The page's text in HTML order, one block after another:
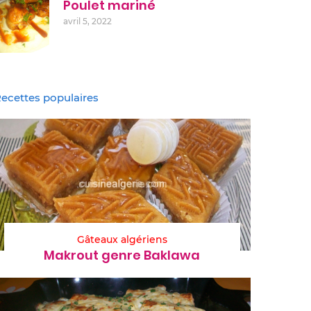
Poulet mariné
avril 5, 2022
populaires
Gâteaux algériens
Makrout genre Baklawa